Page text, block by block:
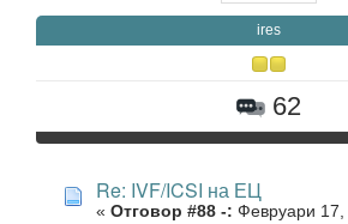
ires
62
Re: IVF/ICSI на ЕЦ
« Отговор #88 -: Февруари